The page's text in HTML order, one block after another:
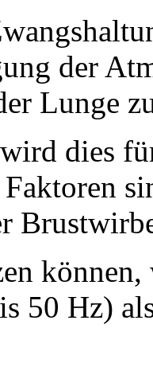
der
Lunge
dies
50 Hz)